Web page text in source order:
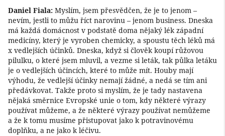
Daniel Fiala: Myslím, jsem přesvědčen, že je to jenom –
nevím, jestli to můžu říct narovinu – jenom business. Dneska
má každá domácnost v podstatě doma nějaký lék západní
medicíny, který je vyroben chemicky, a spoustu těch léků má
x vedlejších účinků. Dneska, když si člověk koupí růžovou
pilulku, o které jsem mluvil, a vezme si leták, tak půlka letáku
je o vedlejších účincích, které to může mít. Houby mají
výhodu, že vedlejší účinky nemají žádné, a nedá se tím ani
předávkovat. Takže proto si myslím, že je tady nastavena
nějaká směrnice Evropské unie o tom, kdy některé výrazy
používat můžeme, a že některé výrazy používat nemůžeme
a že k tomu musíme přistupovat jako k potravinovému
doplňku, a ne jako k léčivu.